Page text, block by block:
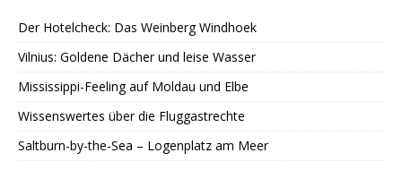
Der Hotelcheck: Das Weinberg Windhoek
Vilnius: Goldene Dächer und leise Wasser
Mississippi-Feeling auf Moldau und Elbe
Wissenswertes über die Fluggastrechte
Saltburn-by-the-Sea – Logenplatz am Meer